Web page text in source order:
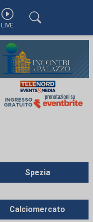
LIVE
Spezia
Calciomercato